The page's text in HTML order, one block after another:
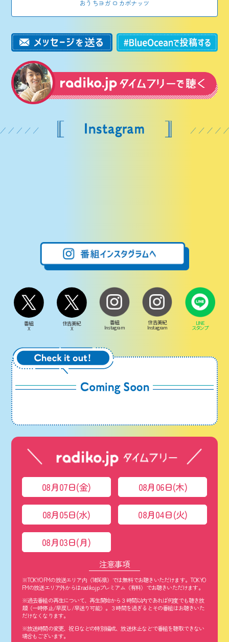
おうちヨガ ロカボナッツ
番組
X
住吉美紀
X
番組
Instagram
住吉美紀
Instagram
LINE
スタンプ
08月07日(金) 08月06日(木)
08月05日(水) 08月04日(火)
08月03日(月)
注意事項
※TOKYO FMの放送エリア内（1都6県）では無料でお聴きいただけます。TOKYO
FMの放送エリア外からはradiko.jpプレミアム（有料）でお聴きいただけます。
※過去番組の再生について、再生開始から３時間以内であれば何度でも聴き放
題（一時停止/早戻し/早送り可能）。３時間を過ぎるとその番組はお聴きいた
だけなくなります。
※放送時間の変更、祝日などの特別編成、放送休止などで番組を聴取できない
場合もございます。